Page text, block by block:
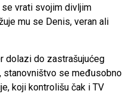
vrati svojim divljim
mu se Denis, veran ali
dolazi do zastrašujućeg
stanovništvo se međusobno
koji kontrolišu čak i TV